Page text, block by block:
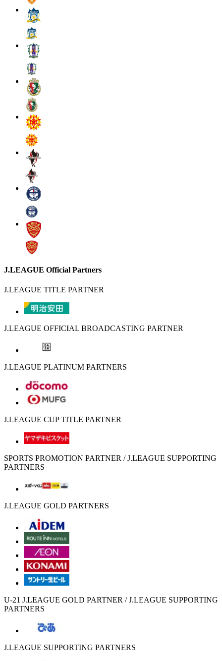
J.LEAGUE Official Partners
J.LEAGUE TITLE PARTNER
J.LEAGUE OFFICIAL BROADCASTING PARTNER
J.LEAGUE PLATINUM PARTNERS
J.LEAGUE CUP TITLE PARTNER
SPORTS PROMOTION PARTNER / J.LEAGUE SUPPORTING
PARTNERS
J.LEAGUE GOLD PARTNERS
U-21 J.LEAGUE GOLD PARTNER / J.LEAGUE SUPPORTING
PARTNERS
J.LEAGUE SUPPORTING PARTNERS